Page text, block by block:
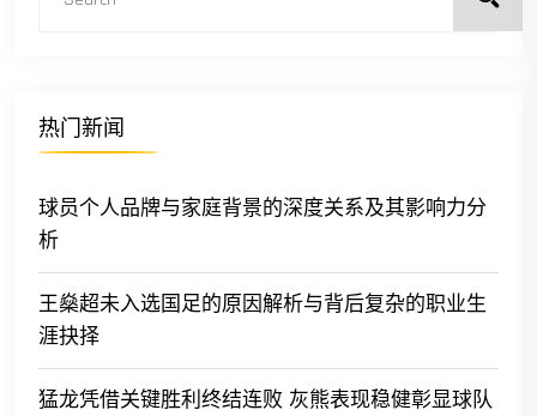
热门新闻
球员个人品牌与家庭背景的深度关系及其影响力分
析
王燊超未入选国足的原因解析与背后复杂的职业生
涯抉择
猛龙凭借关键胜利终结连败 灰熊表现稳健彰显球队